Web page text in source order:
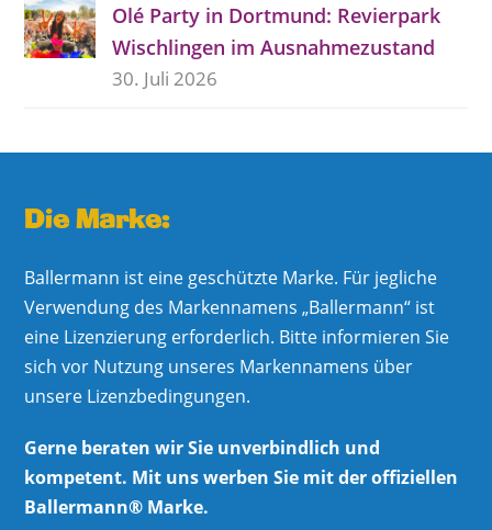
Olé Party in Dortmund: Revierpark
Wischlingen im Ausnahmezustand
30. Juli 2026
Die Marke:
Ballermann ist eine geschützte Marke. Für jegliche
Verwendung des Markennamens „Ballermann“ ist
eine Lizenzierung erforderlich. Bitte informieren Sie
sich vor Nutzung unseres Markennamens über
unsere Lizenzbedingungen.
Gerne beraten wir Sie unverbindlich und
kompetent. Mit uns werben Sie mit der offiziellen
Ballermann® Marke.